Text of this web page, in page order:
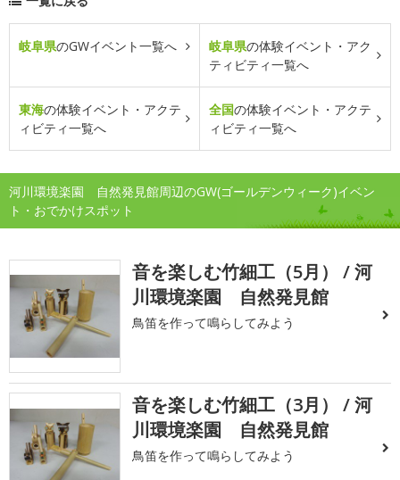
岐阜県のGWイベント一覧へ 岐阜県の体験イベント・アク
ティビティ一覧へ
東海の体験イベント・アクテ
ィビティ一覧へ
全国の体験イベント・アクテ
ィビティ一覧へ
河川環境楽園 自然発見館周辺のGW(ゴールデンウィーク)イベン
ト・おでかけスポット
音を楽しむ竹細工（5月） / 河
川環境楽園 自然発見館
鳥笛を作って鳴らしてみよう
音を楽しむ竹細工（3月） / 河
川環境楽園 自然発見館
鳥笛を作って鳴らしてみよう